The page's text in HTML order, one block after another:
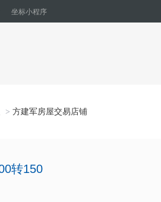
坐标小程序
> 方建军房屋交易店铺
转150